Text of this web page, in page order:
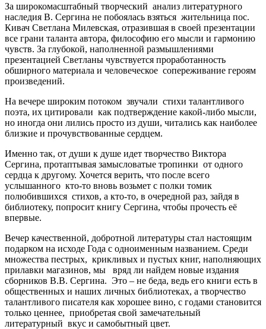
За широкомасштабный творческий анализ литературного
наследия В. Сергина не побоялась взяться жительница пос.
Кивач Светлана Милевская, отразившая в своей презентации
все грани таланта автора, философию его мысли и гармонию
чувств. За глубокой, наполненной размышлениями
презентацией Светланы чувствуется проработанность
обширного материала и человеческое сопереживание героям
произведений.
На вечере широким потоком звучали стихи талантливого
поэта, их цитировали как подтверждение какой-либо мысли,
но иногда они лились просто из души, читались как наиболее
близкие и прочувствованные сердцем.
Именно так, от души к душе идет творчество Виктора
Сергина, протаптывая замысловатые тропинки от одного
сердца к другому. Хочется верить, что после всего
услышанного кто-то вновь возьмет с полки томик
полюбившихся стихов, а кто-то, в очередной раз, зайдя в
библиотеку, попросит книгу Сергина, чтобы прочесть её
впервые.
Вечер качественной, добротной литературы стал настоящим
подарком на исходе Года с одноименным названием. Среди
множества пестрых, крикливых и пустых книг, наполняющих
прилавки магазинов, мы вряд ли найдем новые издания
сборников В.В. Сергина. Это – не беда, ведь его книги есть в
общественных и наших личных библиотеках, а творчество
талантливого писателя как хорошее вино, с годами становится
только ценнее, приобретая свой замечательный
литературный вкус и самобытный цвет.